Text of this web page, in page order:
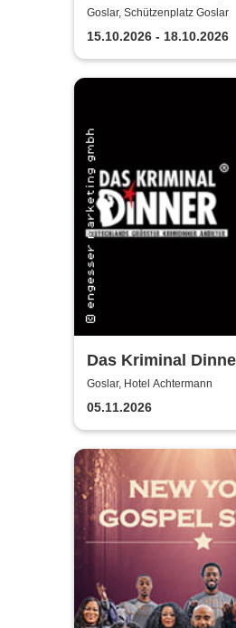
FARBENSPIEL -
| Goslar
Goslar, Schützenplatz Goslar
15.10.2026 - 18.10.2026
Das Kriminal
Aussage: Mord!
Goslar, Hotel Achtermann
05.11.2026